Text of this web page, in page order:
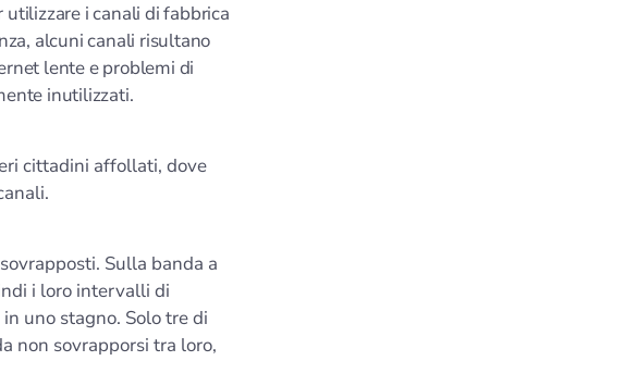
i canali di fabbrica
alcuni canali risultano
lente e problemi di
inutilizzati.
cittadini affollati, dove
Sulla banda a
i loro intervalli di
uno stagno. Solo tre di
non sovrapporsi tra loro,